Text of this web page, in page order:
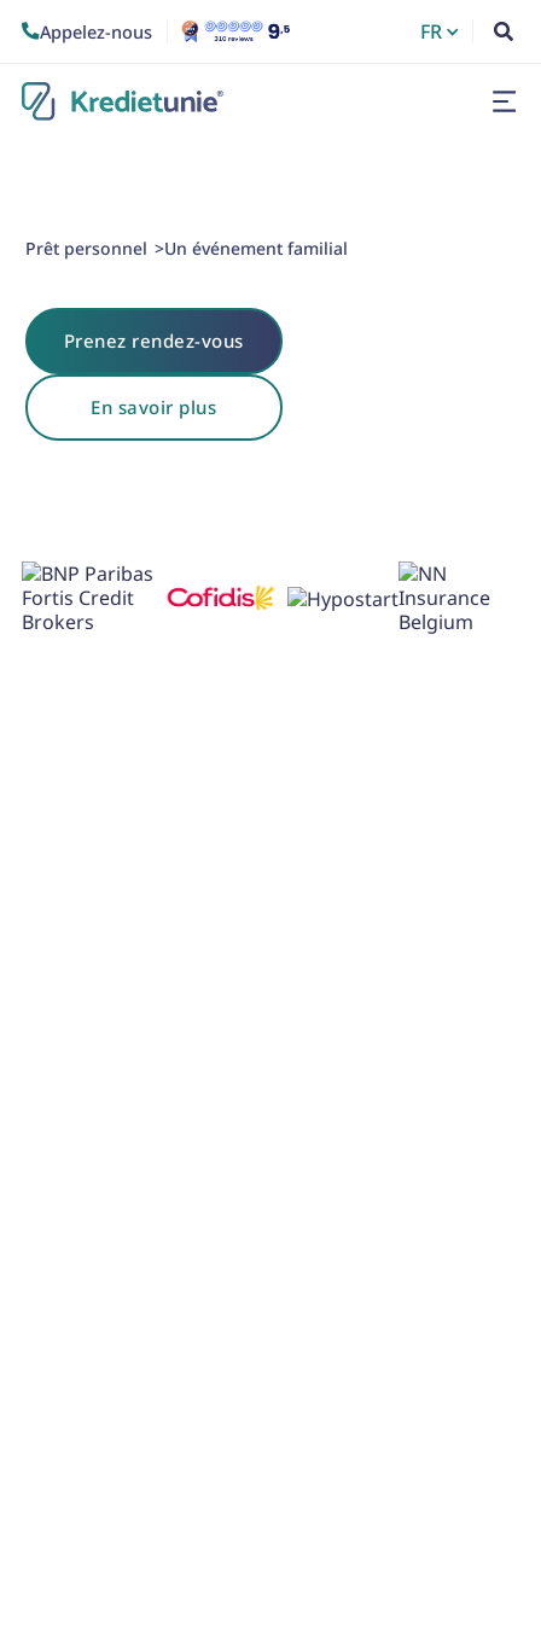
Appelez-nous FR 
Prêt personnel >Un événement familial
Prenez rendez-vous
En savoir plus